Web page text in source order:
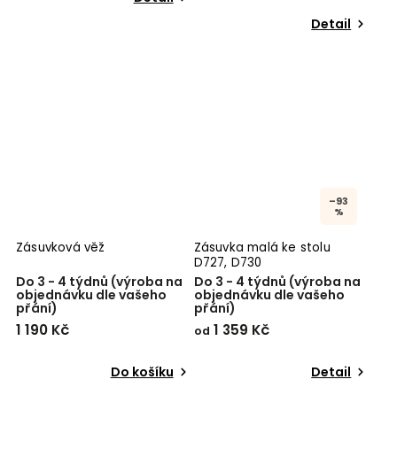
Detail
Zásuvková věž
Do 3 - 4 týdnů (výroba na
objednávku dle vašeho
přání)
1 190 Kč
Do košíku
–93
%
Zásuvka malá ke stolu
D727, D730
Do 3 - 4 týdnů (výroba na
objednávku dle vašeho
přání)
od 1 359 Kč
Detail